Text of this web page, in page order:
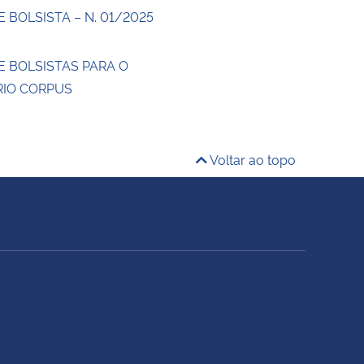
BOLSISTA – N. 01/2025
BOLSISTAS PARA O
CORPUS
Voltar ao topo